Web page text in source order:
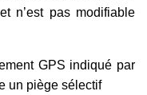
n’est pas modifiable
GPS indiqué par
un piège sélectif